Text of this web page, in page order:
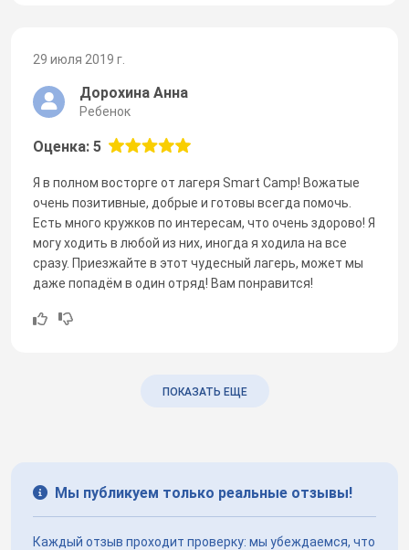
29 июля 2019 г.
Дорохина Анна
Ребенок
Оценка: 5
Я в полном восторге от лагеря Smart Camp! Вожатые
очень позитивные, добрые и готовы всегда помочь.
Есть много кружков по интересам, что очень здорово! Я
могу ходить в любой из них, иногда я ходила на все
сразу. Приезжайте в этот чудесный лагерь, может мы
даже попадём в один отряд! Вам понравится!
ПОКАЗАТЬ ЕЩЕ
Мы публикуем только реальные отзывы!
Каждый отзыв проходит проверку: мы убеждаемся, что